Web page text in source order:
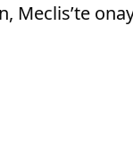
Meclis’te